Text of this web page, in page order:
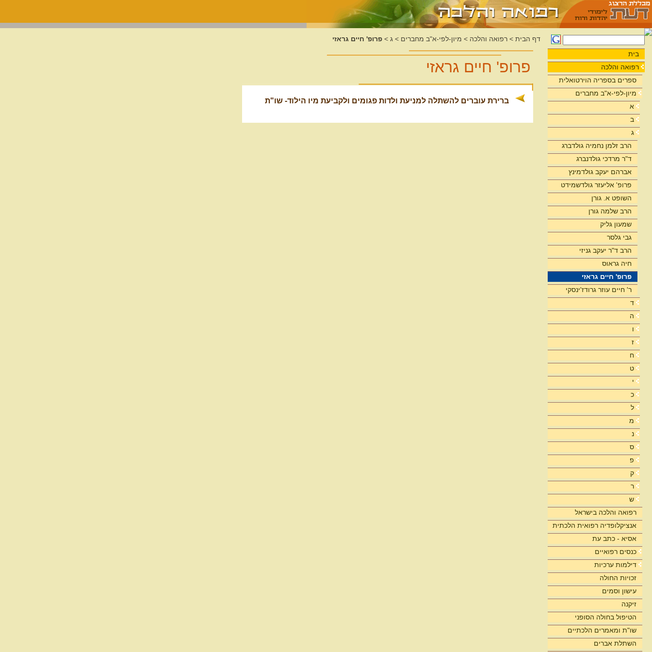
בית
רפואה והלכה
ספרים בספריה הוירטואלית
מיון-לפי-א"ב מחברים
א
ב
ג
הרב זלמן נחמיה גולדברג
ד"ר מרדכי גולדנברג
אברהם יעקב גולדמינץ
פרופ' אליעזר גולדשמידט
השופט א. גורן
הרב שלמה גורן
שמעון גליק
גבי גלסר
הרב ד"ר יעקב גניזי
חיה גראוס
פרופ' חיים גראזי
ר' חיים עוזר גרודז'ינסקי
ד
ה
ו
ז
ח
ט
י
כ
ל
מ
נ
ס
פ
ק
ר
ש
רפואה והלכה בישראל
אנציקלופדיה רפואית הלכתית
אסיא - כתב עת
כנסים רפואיים
דילמות ערכיות
זכויות החולה
עישון וסמים
זיקנה
הטיפול בחולה הסופני
שו"ת ומאמרים הלכתיים
השתלת אברים
דף הבית > רפואה והלכה > מיון-לפי-א"ב מחברים > ג > פרופ' חיים גראזי
פרופ' חיים גראזי
ברירת עוברים להשתלה למניעת ולדות פגומים ולקביעת מיו הילוד- שו"ת